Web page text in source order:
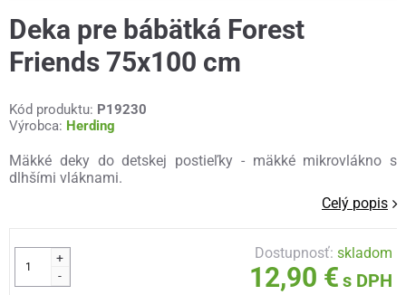
Deka pre bábätká Forest
Friends 75x100 cm
Kód produktu: P19230
Výrobca: Herding
Mäkké deky do detskej postieľky - mäkké mikrovlákno s
dlhšími vláknami.
Celý popis
+
-
Dostupnosť:skladom
12,90 € s DPH